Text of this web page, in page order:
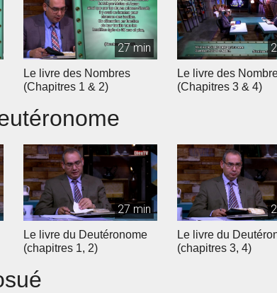
27 min
Le livre des Nombres
(Chapitres 1 & 2)
Le livre des
(Chapitres 3 & 4)
27 min
Le livre du Deutéronome
(chapitres 1, 2)
Le livre du
(chapitres 3, 4)